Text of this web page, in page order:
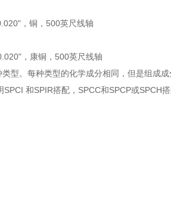
，铜，500英尺线轴
，康铜，500英尺线轴
型。每种类型的化学成分相同，但是组成
和SPIR搭配，SPCC和SPCP或SPCH搭